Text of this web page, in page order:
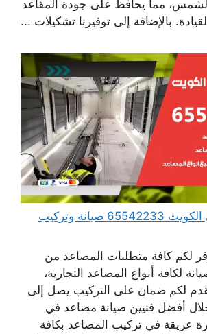
الشمس، مما يحافظ على جودة المقاعد
بالإضافة إلى توفيرنا تشكيلات ...
صيانة مصاعد في الكويت 65542233 صيانة وتركيب
لكم كافة متطلبات المصاعد من
لكافة أنواع المصاعد التجارية،
لكم ضمان على التركيب يصل إلى
أفضل فنيين صيانة مصاعد في
عريقة في تركيب المصاعد بكافة